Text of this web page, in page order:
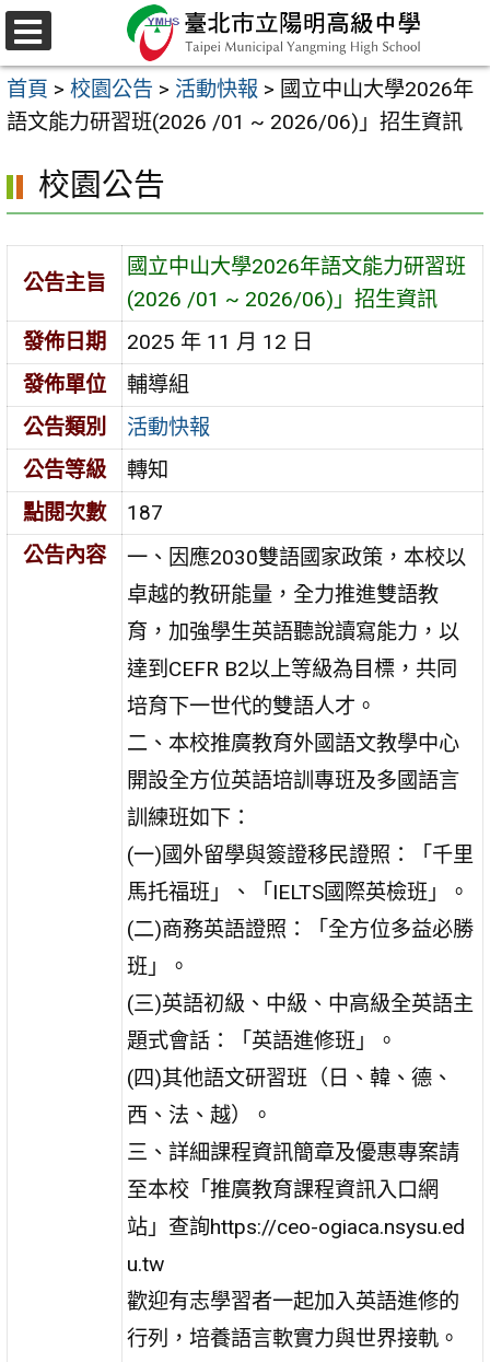
跳
至
主
要
容
區
選
單
首頁 > 校園公告 > 活動快報 > 國立中山大學2026年
語文能力研習班(2026 /01 ~ 2026/06)」招生資訊
校園公告
公告主旨
國立中山大學2026年語文能力研習班
(2026 /01 ~ 2026/06)」招生資訊
發佈日期
2025 年 11 月 12 日
發佈單位
輔導組
公告類別
活動快報
公告等級
轉知
點閱次數
187
公告內容
一、因應2030雙語國家政策，本校以
卓越的教研能量，全力推進雙語教
育，加強學生英語聽說讀寫能力，以
達到CEFR B2以上等級為目標，共同
培育下一世代的雙語人才。
二、本校推廣教育外國語文教學中心
開設全方位英語培訓專班及多國語言
訓練班如下：
(一)國外留學與簽證移民證照：「千里
馬托福班」、「IELTS國際英檢班」。
(二)商務英語證照：「全方位多益必勝
班」。
(三)英語初級、中級、中高級全英語主
題式會話：「英語進修班」。
(四)其他語文研習班（日、韓、德、
西、法、越）。
三、詳細課程資訊簡章及優惠專案請
至本校「推廣教育課程資訊入口網
站」查詢https://ceo-ogiaca.nsysu.ed
u.tw
歡迎有志學習者一起加入英語進修的
行列，培養語言軟實力與世界接軌。